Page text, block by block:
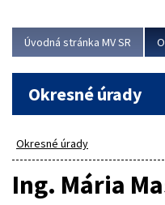
Viac
Úvodná stránka MV SR
Okresné úrady
Okresné úrady
Ing. Mária